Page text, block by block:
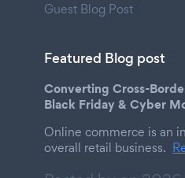
Guest Blog Post
Featured Blog post
Converting Cross-
Black Friday & Cyber
Online commerce is an
overall retail business.